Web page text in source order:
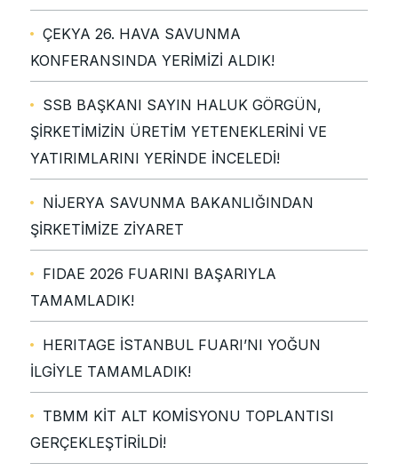
ÇEKYA 26. HAVA SAVUNMA
KONFERANSINDA YERİMİZİ ALDIK!
SSB BAŞKANI SAYIN HALUK GÖRGÜN,
ŞİRKETİMİZİN ÜRETİM YETENEKLERİNİ VE
YATIRIMLARINI YERİNDE İNCELEDİ!
NİJERYA SAVUNMA BAKANLIĞINDAN
ŞİRKETİMİZE ZİYARET
FIDAE 2026 FUARINI BAŞARIYLA
TAMAMLADIK!
HERITAGE İSTANBUL FUARI’NI YOĞUN
İLGİYLE TAMAMLADIK!
TBMM KİT ALT KOMİSYONU TOPLANTISI
GERÇEKLEŞTİRİLDİ!